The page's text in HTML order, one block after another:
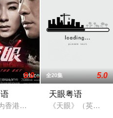
娜,岑珈其,余逸思,陈湛文,陈瑞辉
9.0
香港重案组高级督察的司徒舜（
全20集 5.0
天眼粤语
《天眼》（英语